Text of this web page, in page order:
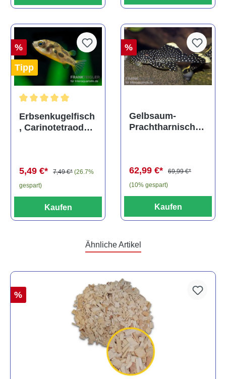
%
Tipp
Durchschnittliche Bewertung von 5 von 5 Sternen
Erbsenkugelfisch
, Carinotetraodon
5,49 €* 7,49 €* (26.7%
gespart)
Kaufen
%
Gelbsaum-
Prachtharnischw
62,99 €*
69,99 €*
(10% gespart)
Kaufen
Ähnliche Artikel
%